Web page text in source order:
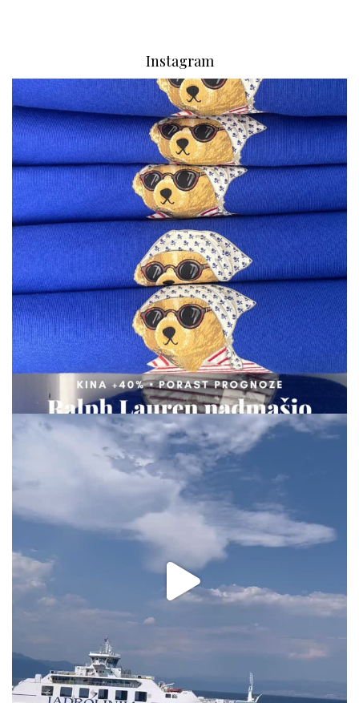
Instagram
via.carrera
Aug 7
via.carrera
Aug 2